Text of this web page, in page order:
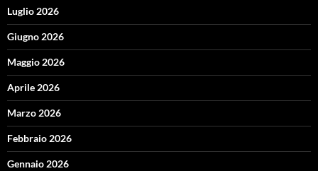
Luglio 2026
Giugno 2026
Maggio 2026
Aprile 2026
Marzo 2026
Febbraio 2026
Gennaio 2026